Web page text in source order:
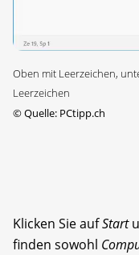
Oben mit Leerzeichen,
Leerzeichen
©Quelle: PCtipp.ch
Klicken Sie aufStart
finden sowohl